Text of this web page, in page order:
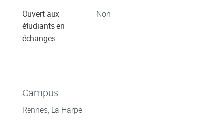
Ouvert aux
étudiants en
échanges
Non
Campus
Rennes, La Harpe